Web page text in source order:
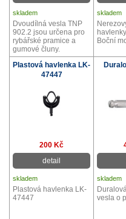
skladem skladem
Dvoudílná vesla TNP
902.2 jsou určena pro
rybářské pramice a
gumové čluny.
Boční
Plastová havlenka LK-
47447
200 Kč
detail
skladem skladem
Plastová havlenka LK-
47447
vesla o